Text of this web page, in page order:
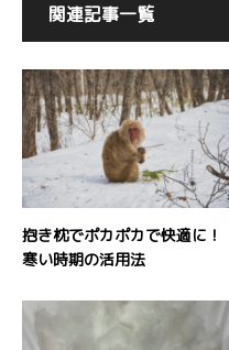
関連記事一覧
抱き枕でポカポカで快適に！
寒い時期の活用法